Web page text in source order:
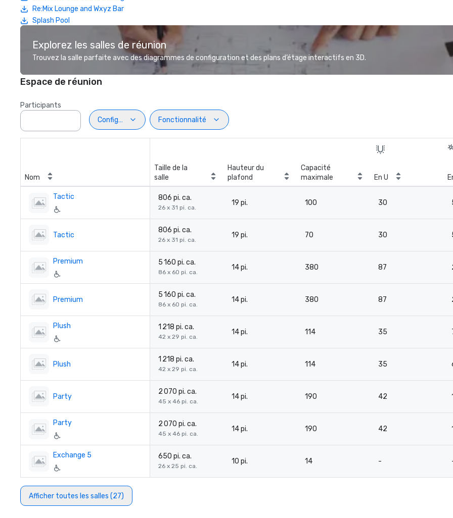
Re:Mix Lounge and Wxyz Bar
Splash Pool
Explorez les salles de réunion
Trouvez la salle parfaite avec des diagrammes de configuration et des plans d’étage interactifs en 3D.
Espace de réunion
Participants
Configuration
Fonctionnalité
Nom
Taille de la
salle
Hauteur du
plafond
Capacité
maximale
En U
Tactic 806 pi. ca.
26 x 31 pi. ca.
19 pi. 100 30
Tactic
806 pi. ca.
26 x 31 pi. ca.
19 pi. 70 30
Premium 5 160 pi. ca.
86 x 60 pi. ca.
14 pi. 380 87
Premium
5 160 pi. ca.
86 x 60 pi. ca.
14 pi. 380 87
Plush 1 218 pi. ca.
42 x 29 pi. ca.
14 pi. 114 35
Plush
1 218 pi. ca.
42 x 29 pi. ca.
14 pi. 114 35
Party
2 070 pi. ca.
45 x 46 pi. ca.
14 pi. 190 42
Party 2 070 pi. ca.
45 x 46 pi. ca.
14 pi. 190 42
Exchange 5 650 pi. ca.
26 x 25 pi. ca.
10 pi. 14 -
Afficher toutes les salles (27)